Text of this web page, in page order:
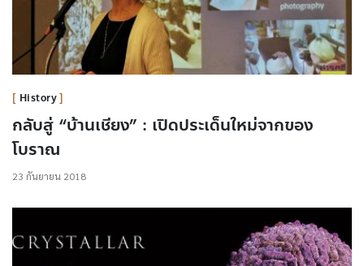
History
กลับสู่ “บ้านเชียง” : เปิดประเด็นใหม่จากของ
โบราณ
23 กันยายน 2018